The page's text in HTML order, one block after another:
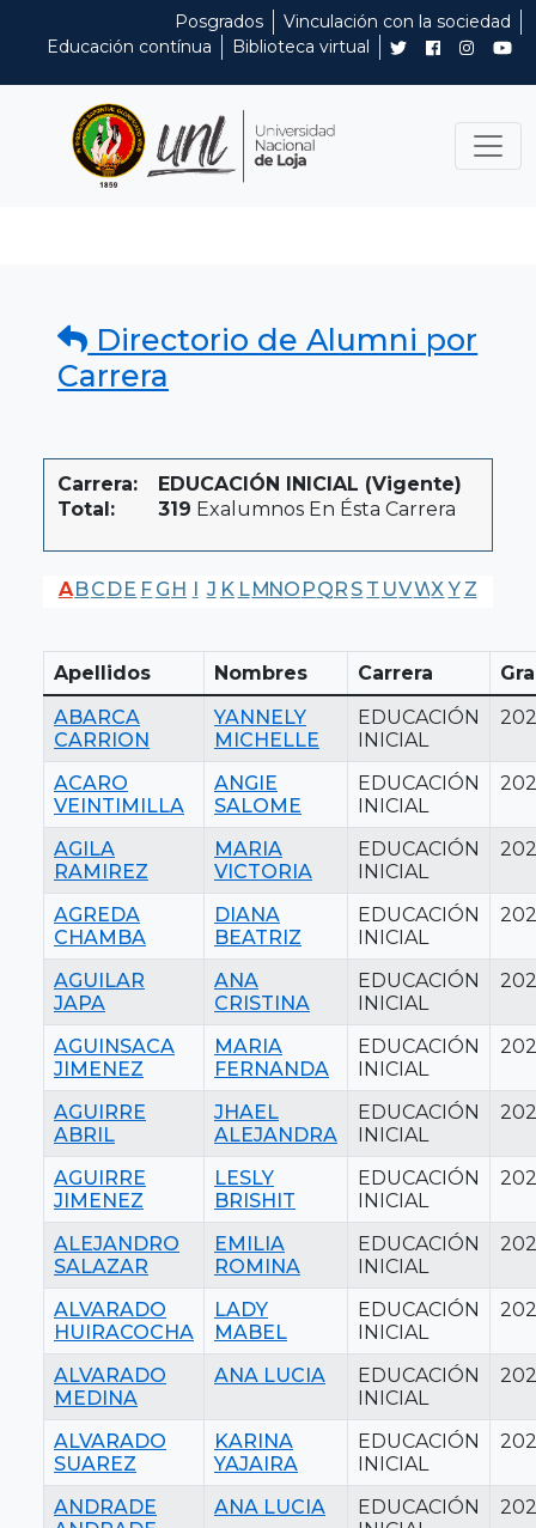
Posgrados
Vinculación con la sociedad
Educación contínua
Biblioteca virtual
Directorio de Alumni por
Carrera
Carrera:
EDUCACIÓN INICIAL (Vigente)
Total:
319 Exalumnos En Ésta Carrera
ABC DE F G H I J K LMNO PQR S T UVWX Y Z
Apellidos Nombres Carrera
ABARCA
CARRION
YANNELY
MICHELLE
EDUCACIÓN
INICIAL
ACARO
VEINTIMILLA
ANGIE
SALOME
EDUCACIÓN
INICIAL
AGILA
RAMIREZ
MARIA
VICTORIA
EDUCACIÓN
INICIAL
AGREDA
CHAMBA
DIANA
BEATRIZ
EDUCACIÓN
INICIAL
AGUILAR
JAPA
ANA
CRISTINA
EDUCACIÓN
INICIAL
AGUINSACA
JIMENEZ
MARIA
FERNANDA
EDUCACIÓN
INICIAL
AGUIRRE
ABRIL
JHAEL
ALEJANDRA
EDUCACIÓN
INICIAL
AGUIRRE
JIMENEZ
LESLY
BRISHIT
EDUCACIÓN
INICIAL
ALEJANDRO
SALAZAR
EMILIA
ROMINA
EDUCACIÓN
INICIAL
ALVARADO
HUIRACOCHA
LADY
MABEL
EDUCACIÓN
INICIAL
ALVARADO
MEDINA
ANA LUCIA
EDUCACIÓN
INICIAL
ALVARADO
SUAREZ
KARINA
YAJAIRA
EDUCACIÓN
INICIAL
ANDRADE
ANA LUCIA
EDUCACIÓN